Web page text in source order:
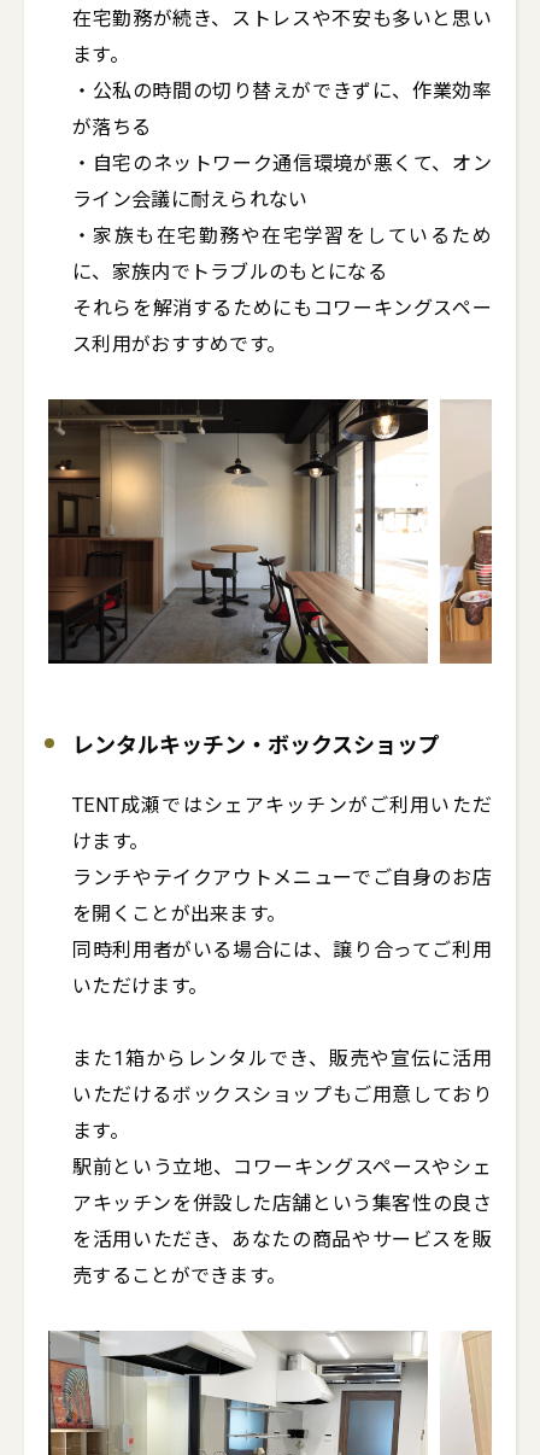
在宅勤務が続き、ストレスや不安も多いと思い
ます。
・公私の時間の切り替えができずに、作業効率
が落ちる
・自宅のネットワーク通信環境が悪くて、オン
ライン会議に耐えられない
・家族も在宅勤務や在宅学習をしているため
に、家族内でトラブルのもとになる
それらを解消するためにもコワーキングスペー
ス利用がおすすめです。
レンタルキッチン・ボックスショップ
TENT成瀬ではシェアキッチンがご利用いただ
けます。
ランチやテイクアウトメニューでご自身のお店
を開くことが出来ます。
同時利用者がいる場合には、譲り合ってご利用
いただけます。
また1箱からレンタルでき、販売や宣伝に活用
いただけるボックスショップもご用意しており
ます。
駅前という立地、コワーキングスペースやシェ
アキッチンを併設した店舗という集客性の良さ
を活用いただき、あなたの商品やサービスを販
売することができます。